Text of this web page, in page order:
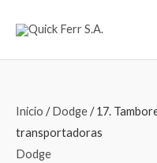
Inicio /Dodge/ 17.
transportadoras
Dodge